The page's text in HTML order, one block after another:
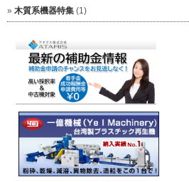
木質系機器特集 (1)